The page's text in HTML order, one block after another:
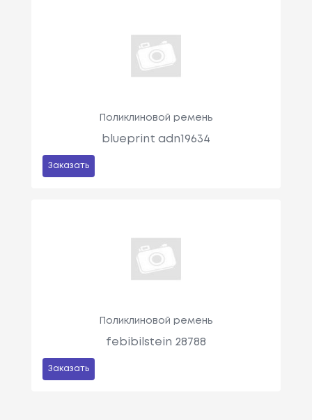
Поликлиновой ремень
blueprint adn19634
Заказать
Поликлиновой ремень
febibilstein 28788
Заказать